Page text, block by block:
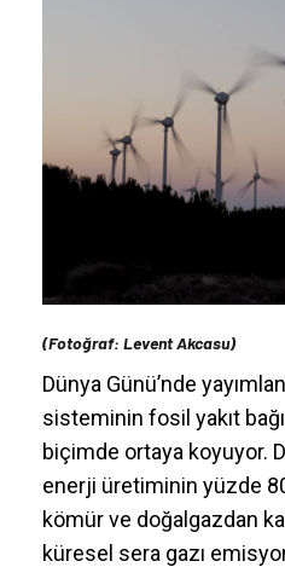
(Fotoğraf: Levent Akcasu)
Dünya Günü’nde
sisteminin fosil yakıt
biçimde ortaya koyuyor.
enerji üretiminin yüzde
kömür ve doğalgazdan
küresel sera gazı